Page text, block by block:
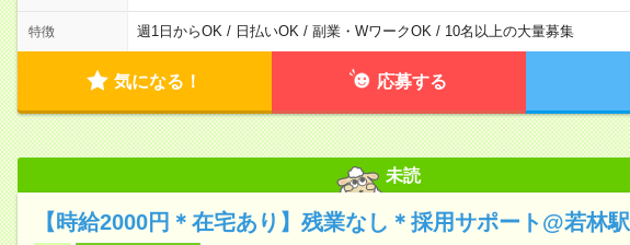
特徴 週1日からOK / 日払いOK / 副業・WワークOK / 10名以上の大量募集
気になる！ 応募する
未読
【時給2000円＊在宅あり】残業なし＊採用サポート@若林駅